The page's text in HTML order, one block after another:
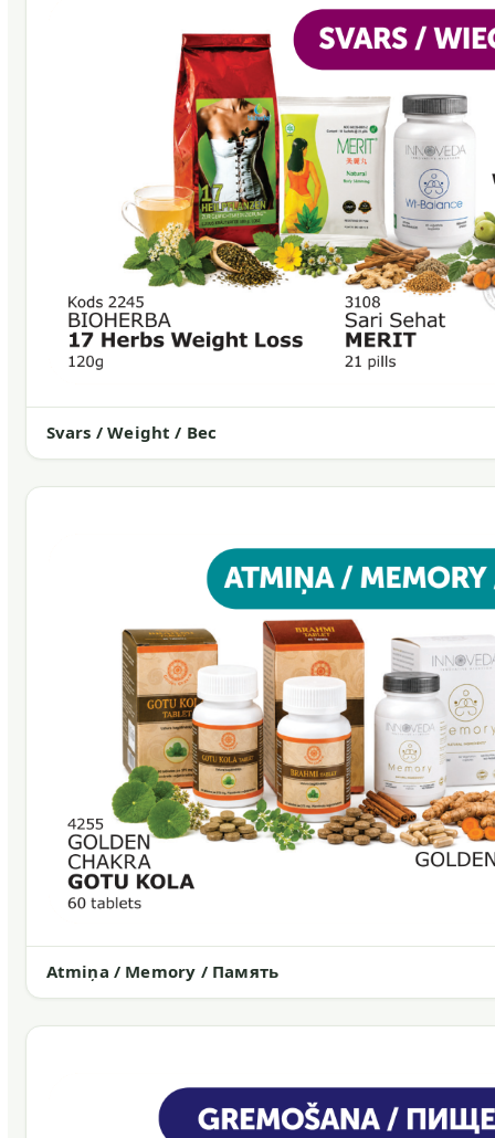
Svars / Weight / Вес
Atmiņa / Memory / Память